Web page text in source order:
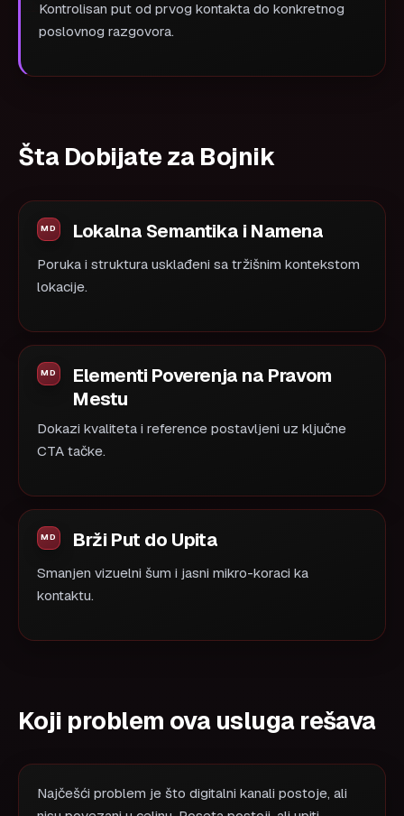
Kontrolisan put od prvog kontakta do konkretnog
poslovnog razgovora.
Šta Dobijate za Bojnik
Lokalna Semantika i Namena
Poruka i struktura usklađeni sa tržišnim kontekstom
lokacije.
Elementi Poverenja na Pravom
Mestu
Dokazi kvaliteta i reference postavljeni uz ključne
CTA tačke.
Brži Put do Upita
Smanjen vizuelni šum i jasni mikro-koraci ka
kontaktu.
Koji problem ova usluga rešava
Najčešći problem je što digitalni kanali postoje, ali